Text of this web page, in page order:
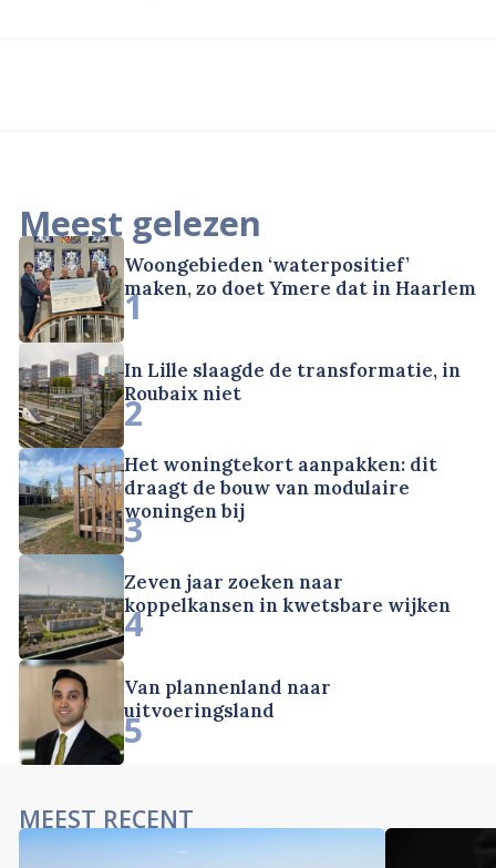
Meest gelezen
Woongebieden ‘waterpositief’
maken, zo doet Ymere dat in Haarlem
1
In Lille slaagde de transformatie, in
Roubaix niet
2
Het woningtekort aanpakken: dit
draagt de bouw van modulaire
woningen bij
3
Zeven jaar zoeken naar
koppelkansen in kwetsbare wijken
4
Van plannenland naar
uitvoeringsland
5
MEEST RECENT